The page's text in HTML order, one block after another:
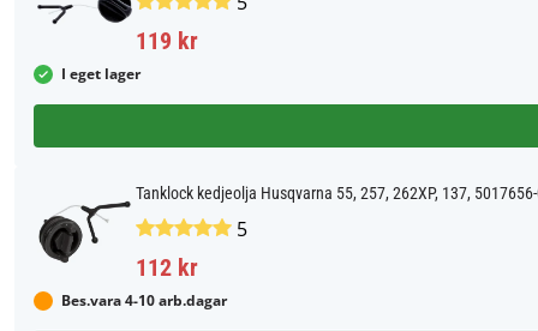
119 kr
I eget lager
Tanklock kedjeolja Husqvarna 55, 257, 262XP, 137,
5
112 kr
Bes.vara 4-10 arb.dagar